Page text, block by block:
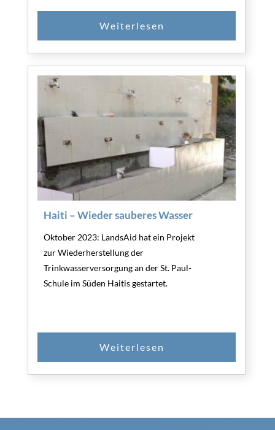
Haiti – Wieder sauberes Wasser
Oktober 2023: LandsAid hat ein Projekt
zur Wiederherstellung der
Trinkwasserversorgung an der St. Paul-
Schule im Süden Haitis gestartet.